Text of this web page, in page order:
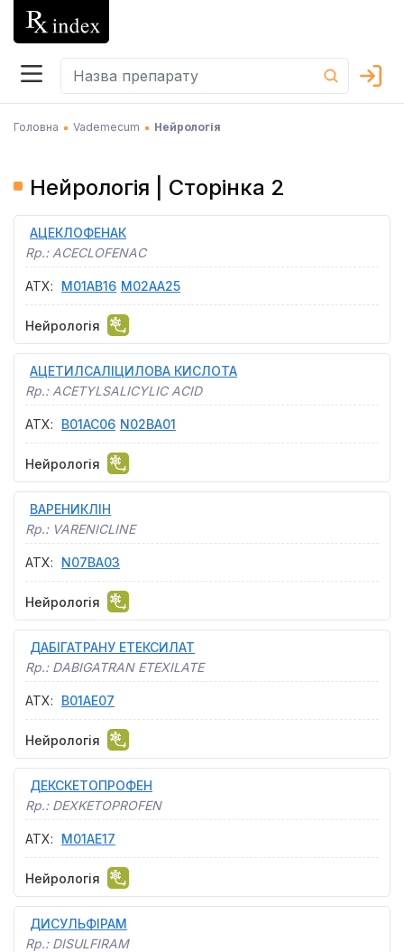
Головна Vademecum Нейрологія
Нейрологія | Сторінка 2
АЦЕКЛОФЕНАК
Rp.: ACECLOFENAC
АТХ: M01AB16 M02AA25
Нейрологія
АЦЕТИЛСАЛІЦИЛОВА КИСЛОТА
Rp.: ACETYLSALICYLIC ACID
АТХ: B01AC06 N02BA01
Нейрологія
ВАРЕНИКЛІН
Rp.: VARENICLINE
АТХ: N07BA03
Нейрологія
ДАБІГАТРАНУ ЕТЕКСИЛАТ
Rp.: DABIGATRAN ETEXILATE
АТХ: B01AE07
Нейрологія
ДЕКСКЕТОПРОФЕН
Rp.: DEXKETOPROFEN
АТХ: M01AE17
Нейрологія
ДИСУЛЬФІРАМ
Rp.: DISULFIRAM